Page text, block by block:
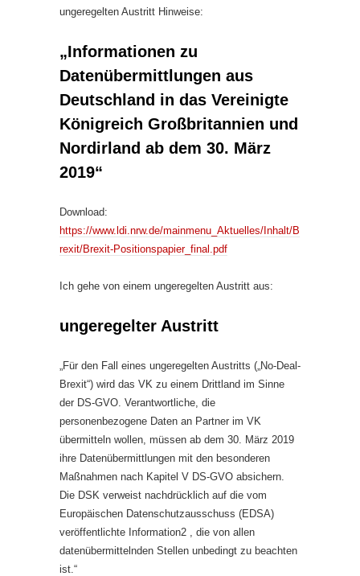
ungeregelten Austritt Hinweise:
„Informationen zu
Datenübermittlungen aus
Deutschland in das Vereinigte
Königreich Großbritannien und
Nordirland ab dem 30. März
2019“
Download:
https://www.ldi.nrw.de/mainmenu_Aktuelles/Inhalt/B
rexit/Brexit-Positionspapier_final.pdf
Ich gehe von einem ungeregelten Austritt aus:
ungeregelter Austritt
„Für den Fall eines ungeregelten Austritts („No-Deal-
Brexit“) wird das VK zu einem Drittland im Sinne
der DS-GVO. Verantwortliche, die
personenbezogene Daten an Partner im VK
übermitteln wollen, müssen ab dem 30. März 2019
ihre Datenübermittlungen mit den besonderen
Maßnahmen nach Kapitel V DS-GVO absichern.
Die DSK verweist nachdrücklich auf die vom
Europäischen Datenschutzausschuss (EDSA)
veröffentlichte Information2 , die von allen
datenübermittelnden Stellen unbedingt zu beachten
ist.“